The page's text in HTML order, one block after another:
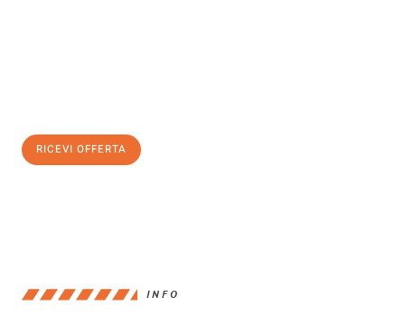
RICEVI OFFERTA
INFO